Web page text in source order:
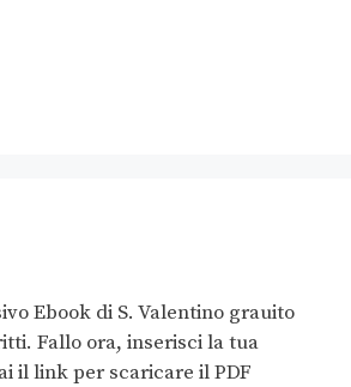
Ebook di S. Valentino grauito
Fallo ora, inserisci la tua
il link per scaricare il PDF